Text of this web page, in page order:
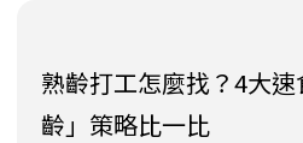
熟齡打工怎麼找？4大
齡」策略比一比